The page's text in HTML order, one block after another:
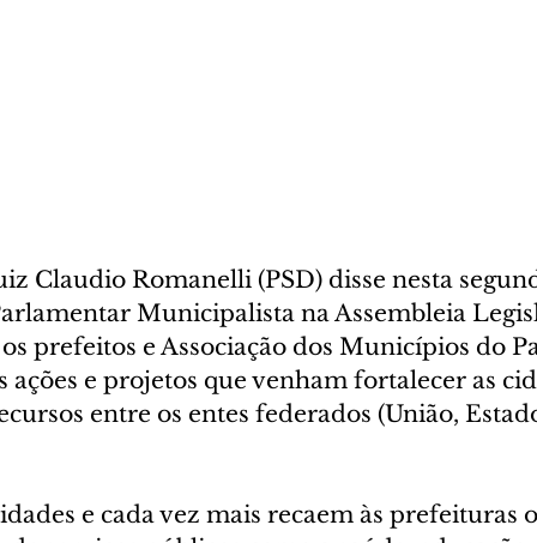
Claudio Romanelli (PSD) disse nesta
Municipalista na Assembleia
prefeitos e Associação dos Municípios do
ações e projetos que venham fortalecer as
entre os entes federados (União,
e cada vez mais recaem às prefeituras o